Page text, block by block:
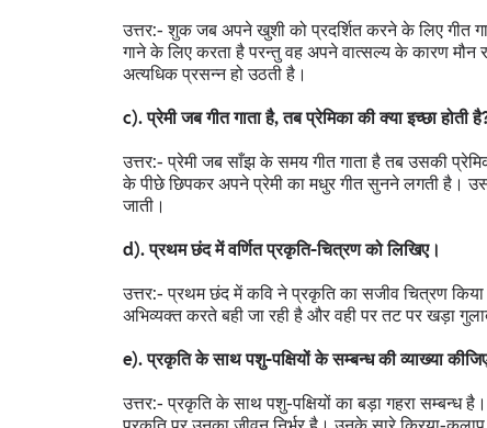
उत्तर:- शुक जब अपने खुशी को प्रदर्शित करने के लिए गीत
गाने के लिए करता है परन्तु वह अपने वात्सल्य के कारण
अत्यधिक प्रसन्न हो उठती है।
c). प्रेमी जब गीत गाता है, तब प्रेमिका की क्या इच्छा होती
उत्तर:- प्रेमी जब साँझ के समय गीत गाता है तब उसकी
के पीछे छिपकर अपने प्रेमी का मधुर गीत सुनने लगती है।
जाती।
d). प्रथम छंद में वर्णित प्रकृति-चित्रण को लिखिए।
उत्तर:- प्रथम छंद में कवि ने प्रकृति का सजीव चित्रण
अभिव्यक्त करते बही जा रही है और वही पर तट पर खड़ा
e). प्रकृति के साथ पशु-पक्षियों के सम्बन्ध की व्याख्या
उत्तर:- प्रकृति के साथ पशु-पक्षियों का बड़ा गहरा सम्बन्ध